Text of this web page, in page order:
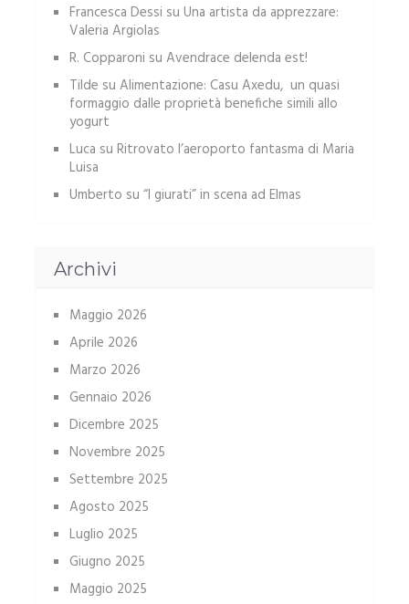
Francesca Dessi su Una artista da apprezzare:
Valeria Argiolas
R. Copparoni su Avendrace delenda est!
Tilde su Alimentazione: Casu Axedu, un quasi
formaggio dalle proprietà benefiche simili allo
yogurt
Luca su Ritrovato l’aeroporto fantasma di Maria
Luisa
Umberto su “I giurati” in scena ad Elmas
Archivi
Maggio 2026
Aprile 2026
Marzo 2026
Gennaio 2026
Dicembre 2025
Novembre 2025
Settembre 2025
Agosto 2025
Luglio 2025
Giugno 2025
Maggio 2025